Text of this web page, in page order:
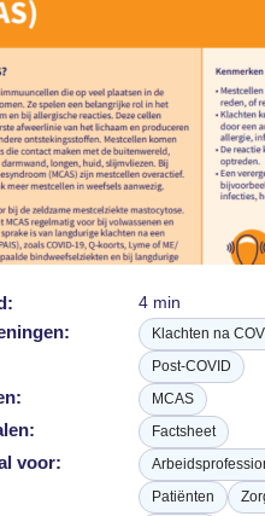
4 min
Klachten na
Post-COVID
MCAS
Factsheet
voor:
Patiënten